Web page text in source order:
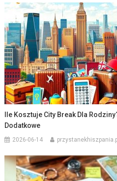
Ile Kosztuje City Break Dla
Dodatkowe
2026-06-14